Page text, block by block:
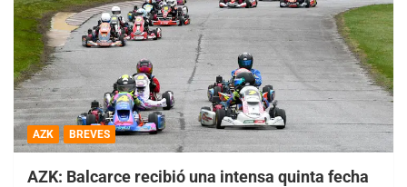
AZK BREVES
AZK: Balcarce recibió una intensa quinta fecha